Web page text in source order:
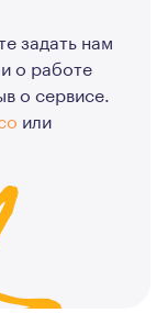
задать нам
о работе
о сервисе.
или